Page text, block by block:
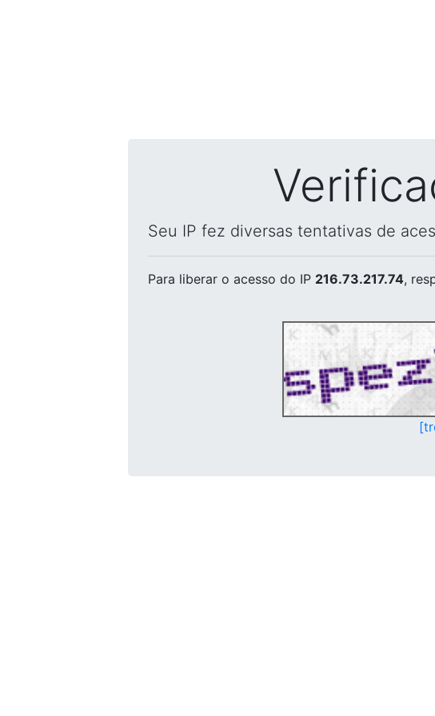
Seu IP fez diversas tentativas de
Para liberar o acesso do IP 216.73.217.74,